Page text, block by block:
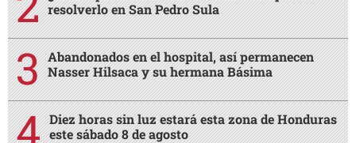
resolverlo en San Pedro Sula
Abandonados en el hospital, así permanecen
Nasser Hilsaca y su hermana Básima
Diez horas sin luz estará esta zona de Honduras
este sábado 8 de agosto